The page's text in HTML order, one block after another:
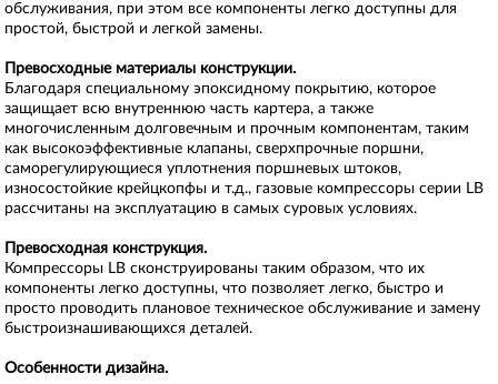
обслуживания, при этом все компоненты легко доступны для
простой, быстрой и легкой замены.
Превосходные материалы конструкции.
Благодаря специальному эпоксидному покрытию, которое
защищает всю внутреннюю часть картера, а также
многочисленным долговечным и прочным компонентам, таким
как высокоэффективные клапаны, сверхпрочные поршни,
саморегулирующиеся уплотнения поршневых штоков,
износостойкие крейцкопфы и т.д., газовые компрессоры серии LB
рассчитаны на эксплуатацию в самых суровых условиях.
Превосходная конструкция.
Компрессоры LB сконструированы таким образом, что их
компоненты легко доступны, что позволяет легко, быстро и
просто проводить плановое техническое обслуживание и замену
быстроизнашивающихся деталей.
Особенности дизайна.